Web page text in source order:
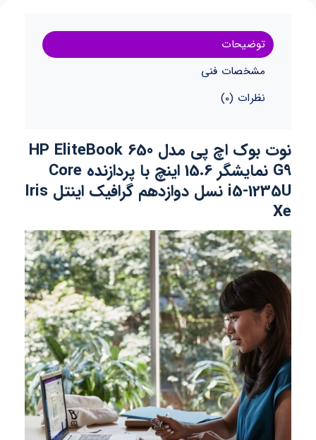
توضیحات
مشخصات فنی
نظرات (0)
نوت بوک اچ پی مدل HP EliteBook 650
G9 نمایشگر 15.6 اینچ با پردازنده Core
i5-1235U نسل دوازدهم گرافیک اینتل Iris
Xe